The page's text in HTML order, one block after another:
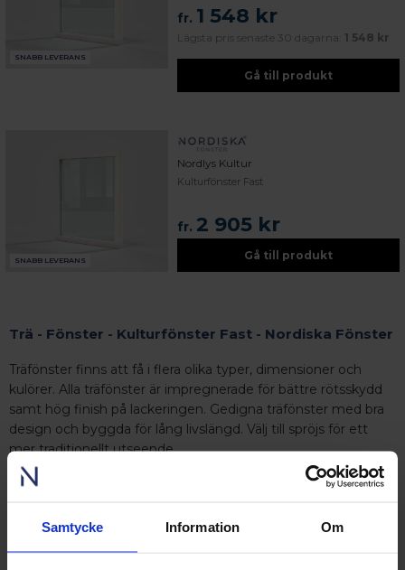
Samtycke Information Om
fokus på kvalitet, omtanke och djup kompetens.
SNABB LEVERANS
fr. 1 548 kr
Lägsta pris senaste 30 dagarna: 1 548 kr
Gå till produkt
SNABB LEVERANS
Nordlys Kultur
Kulturfönster Fast
fr. 2 905 kr
Gå till produkt
Trä - Fönster - Kulturfönster Fast - Nordiska Fönster
Träfönster finns att få i flera olika typer, dimensioner och
kulörer. Alla träfönster är impregnerade för bättre rötsskydd
samt hög finish på lackeringen. Gedigna träfönster med bra
design och byggda för lång livslängd. Välj till spröjs för ett
mer traditionellt utseende.